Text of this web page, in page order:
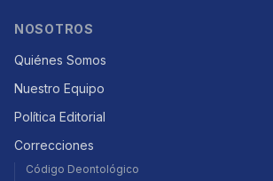
NOSOTROS
Quiénes Somos
Nuestro Equipo
Política Editorial
Correcciones
Código Deontológico